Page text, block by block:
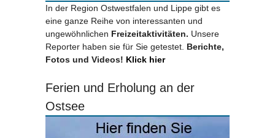
In der Region Ostwestfalen und Lippe gibt es
eine ganze Reihe von interessanten und
ungewöhnlichen Freizeitaktivitäten. Unsere
Reporter haben sie für Sie getestet. Berichte,
Fotos und Videos! Klick hier
Ferien und Erholung an der
Ostsee